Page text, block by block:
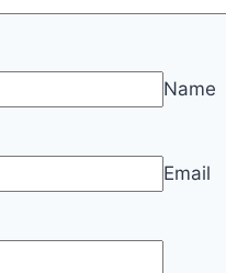
Name
Email